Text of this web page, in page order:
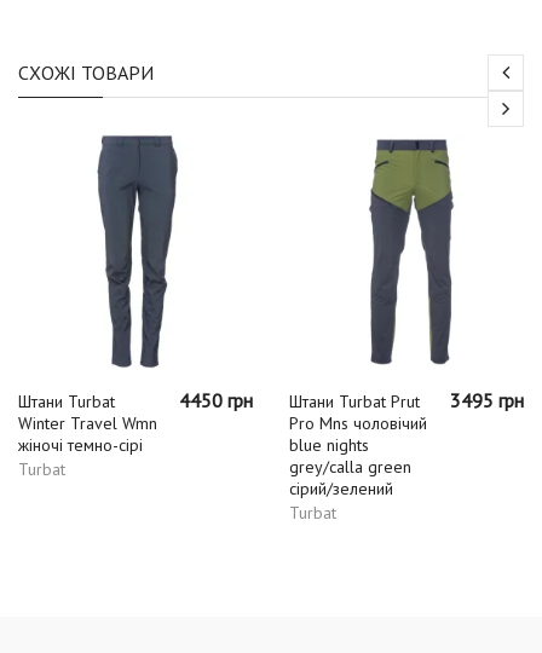
СХОЖІ ТОВАРИ
Штани Turbat
Winter Travel Wmn
жіночі темно-сірі
Turbat
4450 грн
Штани Turbat Prut
Pro Mns чоловічий
blue nights
grey/calla green
сірий/зелений
Turbat
3495 грн